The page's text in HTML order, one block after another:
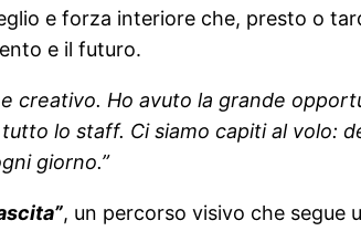
e forza interiore che, presto o
e il futuro.
creativo. Ho avuto la grande
lo staff. Ci siamo capiti al volo:
giorno.”
, un percorso visivo che segue